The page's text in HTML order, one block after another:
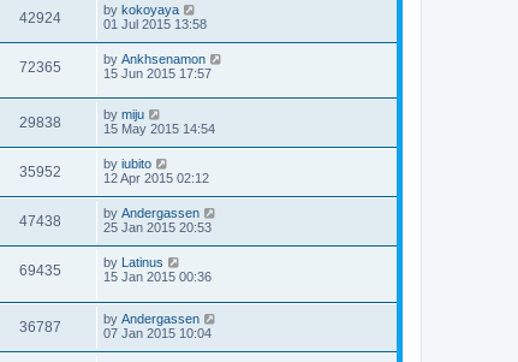
42924 by kokoyaya
01 Jul 2015 13:58
72365 by Ankhsenamon
15 Jun 2015 17:57
29838 by miju
15 May 2015 14:54
35952 by iubito
12 Apr 2015 02:12
47438 by Andergassen
25 Jan 2015 20:53
69435 by Latinus
15 Jan 2015 00:36
36787 by Andergassen
07 Jan 2015 10:04